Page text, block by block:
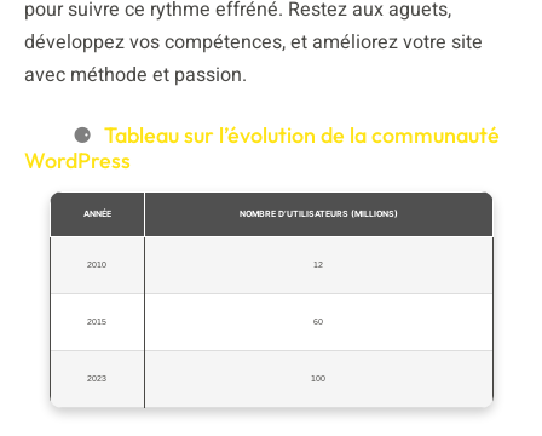
pour suivre ce rythme effréné. Restez aux aguets,
développez vos compétences, et améliorez votre site
avec méthode et passion.
Tableau sur l’évolution de la communauté
WordPress
ANNÉE NOMBRE D’UTILISATEURS (MILLIONS)
2010 12
2015 60
2023 100